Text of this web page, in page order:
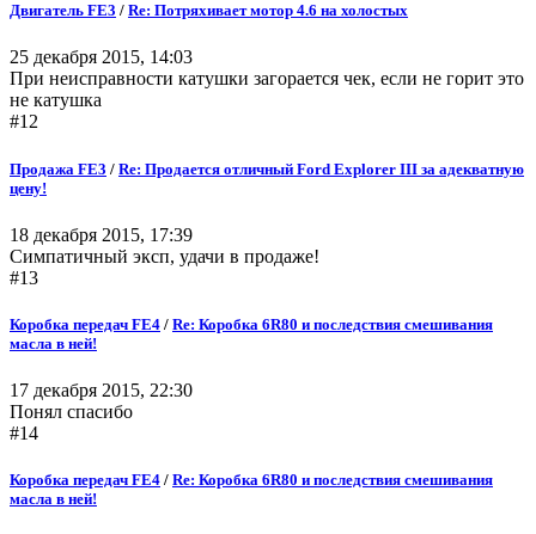
Двигатель FE3 / Re: Потряхивает мотор 4.6 на холостых
25 декабря 2015, 14:03
При неисправности катушки загорается чек, если не горит это
не катушка
#12
Продажа FE3 / Re: Продается отличный Ford Explorer III за адекватную
цену!
18 декабря 2015, 17:39
Симпатичный эксп, удачи в продаже!
#13
Коробка передач FE4 / Re: Коробка 6R80 и последствия смешивания
масла в ней!
17 декабря 2015, 22:30
Понял спасибо
#14
Коробка передач FE4 / Re: Коробка 6R80 и последствия смешивания
масла в ней!